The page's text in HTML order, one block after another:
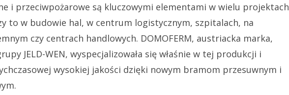
i przeciwpożarowe są kluczowymi elementami w wielu projektach
to w budowie hal, w centrum logistycznym, szpitalach, na
czy centrach handlowych. DOMOFERM, austriacka marka,
JELD-WEN, wyspecjalizowała się właśnie w tej produkcji i
wysokiej jakości dzięki nowym bramom przesuwnym i